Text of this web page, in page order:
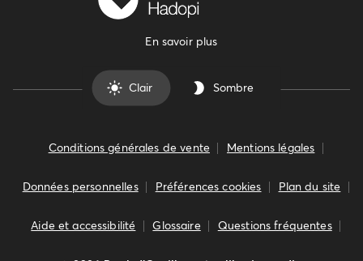
En savoir plus
Clair Sombre
Conditions générales de vente Mentions légales
Données personnelles Préférences cookies Plan du site
Aide et accessibilité Glossaire Questions fréquentes